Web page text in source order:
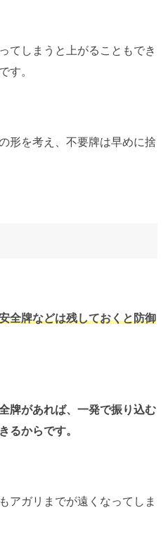
てしまうと上がることもでき
す。
形を考え、不要牌は早めに捨
全牌などは残しておくと防御
牌があれば、一発で振り込む
るからです。
アガリまでが遠くなってしま